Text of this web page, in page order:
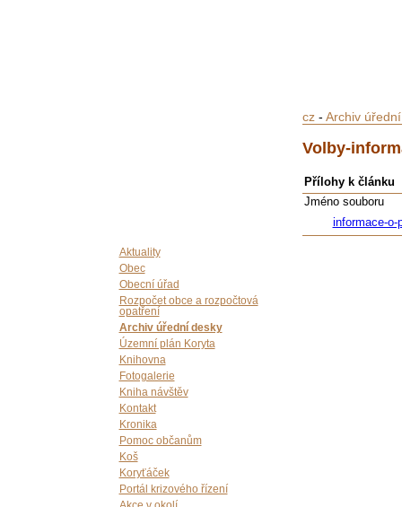
Aktuality
Obec
Obecní úřad
Rozpočet obce a rozpočtová
opatření
Archiv úřední desky
Územní plán Koryta
Knihovna
Fotogalerie
Kniha návštěv
Kontakt
Kronika
Pomoc občanům
Koš
Koryťáček
Portál krizového řízení
cz- Archiv
Volby-
Přílohy k článku
Jméno souboru
informace-o-